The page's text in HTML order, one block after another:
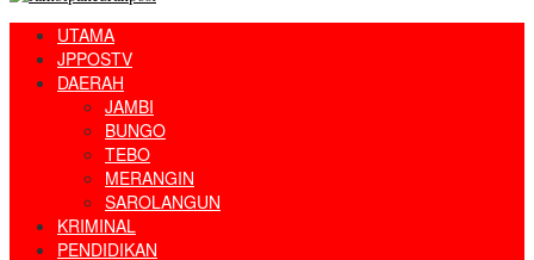
UTAMA
JPPOSTV
DAERAH
JAMBI
BUNGO
TEBO
MERANGIN
SAROLANGUN
KRIMINAL
PENDIDIKAN